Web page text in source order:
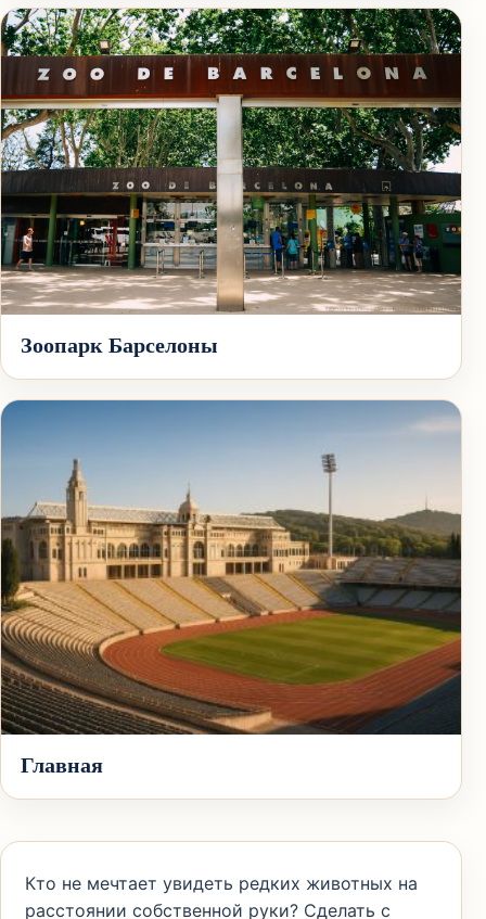
Зоопарк Барселоны
Главная
Кто не мечтает увидеть редких животных на
расстоянии собственной руки? Сделать с